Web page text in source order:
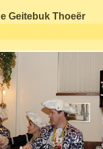
Geitebuk Thoeër